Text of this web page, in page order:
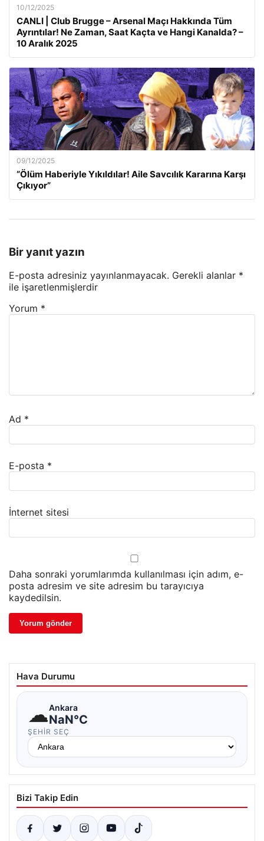
10/12/2025
CANLI | Club Brugge – Arsenal Maçı Hakkında Tüm
Ayrıntılar! Ne Zaman, Saat Kaçta ve Hangi Kanalda? –
10 Aralık 2025
09/12/2025
“Ölüm Haberiyle Yıkıldılar! Aile Savcılık Kararına Karşı
Çıkıyor”
Bir yanıt yazın
E-posta adresiniz yayınlanmayacak. Gerekli alanlar *
ile işaretlenmişlerdir
Yorum *
Ad *
E-posta *
İnternet sitesi
Daha sonraki yorumlarımda kullanılması için adım, e-
posta adresim ve site adresim bu tarayıcıya
kaydedilsin.
Hava Durumu
☁Ankara
NaN°C
ŞEHIR SEÇ
Bizi Takip Edin